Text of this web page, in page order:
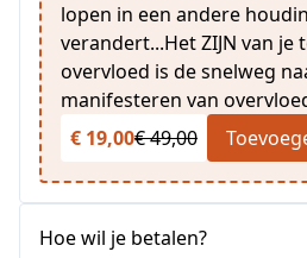
lopen in een andere
verandert...Het ZIJN van
overvloed is de snelweg
manifesteren van
€ 19,00€ 49,00
Hoe wil je betalen?